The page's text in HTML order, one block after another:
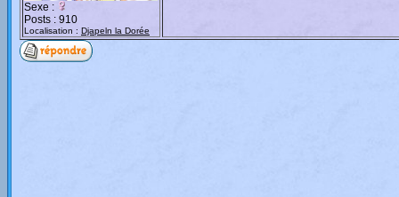
Sexe :
Posts : 910
Localisation : Djapeln la Dorée